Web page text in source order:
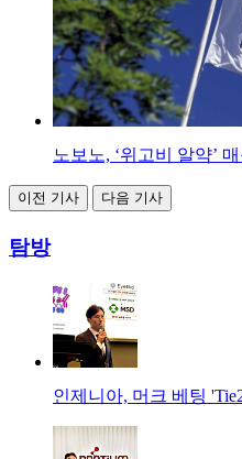
노보노, ‘위고비 알약’
이전 기사 다음 기사
탐방
인제니아, 머크 베팅